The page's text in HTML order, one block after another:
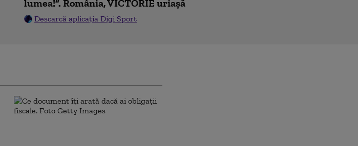
lumea!”. România, VICTORIE uriașă
Descarcă aplicația Digi Sport